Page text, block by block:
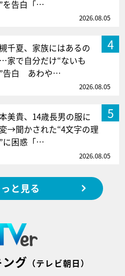
を告白「…
2026.08.05
4
千夏、家族にはあるの
家で自分だけ“ないも
告白 あわや…
2026.08.05
5
美貴、14歳長男の服に
→聞かされた“4文字の理
に困惑「…
2026.08.05
と見る
グ （テレビ朝日）